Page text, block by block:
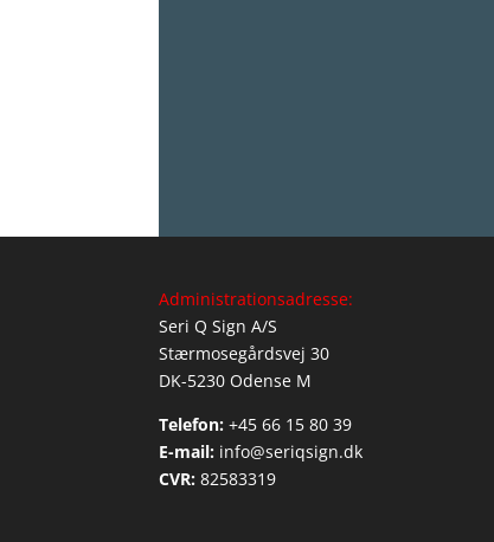
Administrationsadresse:
Seri Q Sign A/S
Stærmosegårdsvej 30
DK-5230 Odense M
Telefon: +45 66 15 80 39
E-mail: info@seriqsign.dk
CVR: 82583319